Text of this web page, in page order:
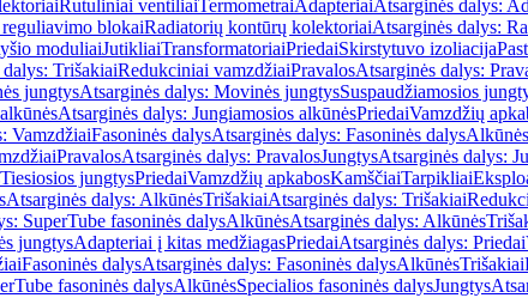
Rutuliniai ventiliaiTermometraiAdapteriaiAtsarginės dalys:
reguliavimo blokaiRadiatorių kontūrų kolektoriaiAtsarginės dalys:
moduliaiJutikliaiTransformatoriaiPriedaiSkirstytuvo izoliacija
TrišakiaiRedukciniai vamzdžiaiPravalosAtsarginės dalys:
jungtysAtsarginės dalys: Movinės jungtysSuspaudžiamosios
Atsarginės dalys: Jungiamosios alkūnėsPriedaiVamzdžių
VamzdžiaiFasoninės dalysAtsarginės dalys: Fasoninės dalysAlkūnės
PravalosAtsarginės dalys: PravalosJungtysAtsarginės dalys:
Tiesiosios jungtysPriedaiVamzdžių apkabosKamščiaiTarpikliai
Atsarginės dalys: AlkūnėsTrišakiaiAtsarginės dalys: Trišakiai
SuperTube fasoninės dalysAlkūnėsAtsarginės dalys: Alkūnės
jungtysAdapteriai į kitas medžiagasPriedaiAtsarginės dalys: Priedai
Fasoninės dalysAtsarginės dalys: Fasoninės dalysAlkūnėsTrišakiai
fasoninės dalysAlkūnėsSpecialios fasoninės dalysJungtys